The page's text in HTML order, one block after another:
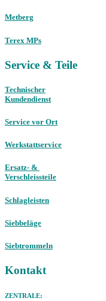
Metberg
Terex MPs
Service & Teile
Technischer
Kundendienst
Service vor Ort
Werkstattservice
Ersatz- &
Verschleissteile
Schlagleisten
Siebbeläge
Siebtrommeln
Kontakt
ZENTRALE: